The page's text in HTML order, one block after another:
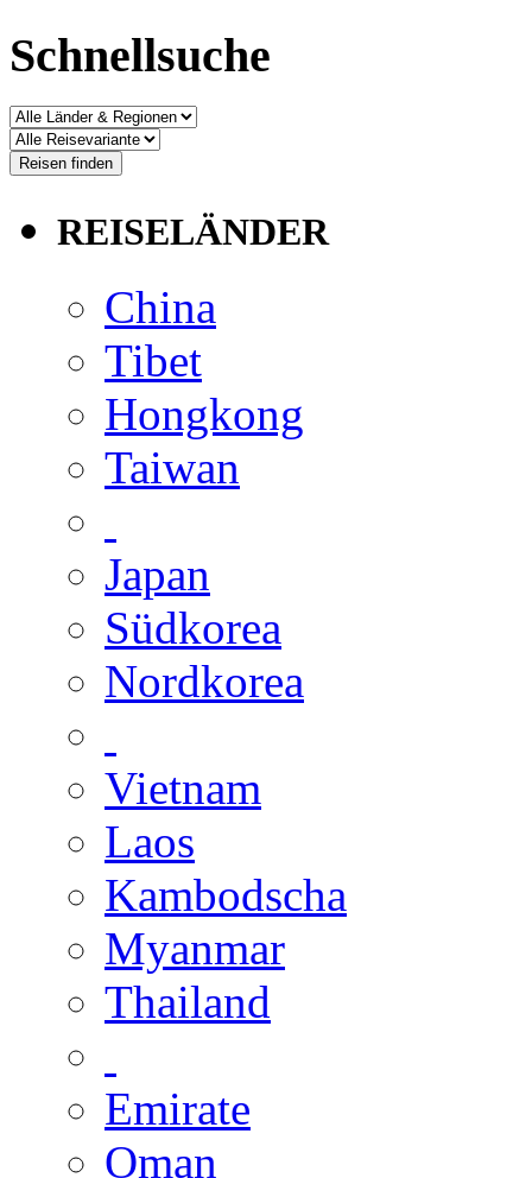
Schnellsuche
REISELÄNDER
China
Tibet
Hongkong
Taiwan
Japan
Südkorea
Nordkorea
Vietnam
Laos
Kambodscha
Myanmar
Thailand
Emirate
Oman